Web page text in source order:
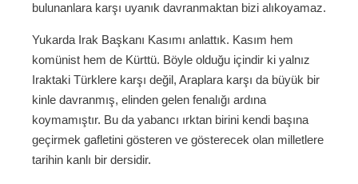
bulunanlara karşı uyanık davranmaktan bizi alıkoyamaz.
Yukarda Irak Başkanı Kasımı anlattık. Kasım hem
komünist hem de Kürttü. Böyle olduğu içindir ki yalnız
Iraktaki Türklere karşı değil, Araplara karşı da büyük bir
kinle davranmış, elinden gelen fenalığı ardına
koymamıştır. Bu da yabancı ırktan birini kendi başına
geçirmek gafletini gösteren ve gösterecek olan milletlere
tarihin kanlı bir dersidir.